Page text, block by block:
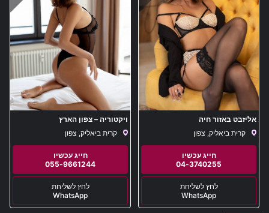
אליזבט באזור חיה
קרית ביאליק, צפון
04-3740255
WhatsApp
ויקטוריה – צפון הארץ
קרית ביאליק, צפון
055-9661244
WhatsApp